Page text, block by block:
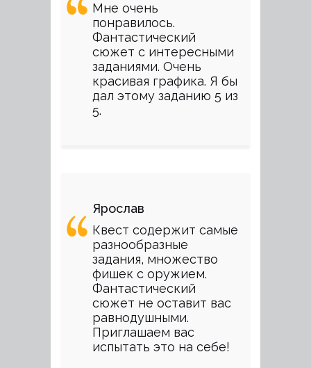
Мне очень
понравилось.
Фантастический
сюжет с интересными
заданиями. Очень
красивая графика. Я бы
дал этому заданию 5 из
5.
Ярослав
Квест содержит самые
разнообразные
задания, множество
фишек с оружием.
Фантастический
сюжет не оставит вас
равнодушными.
Приглашаем вас
испытать это на себе!